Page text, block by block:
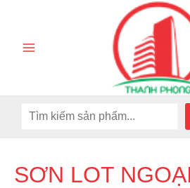
Menu
SƠN LOT